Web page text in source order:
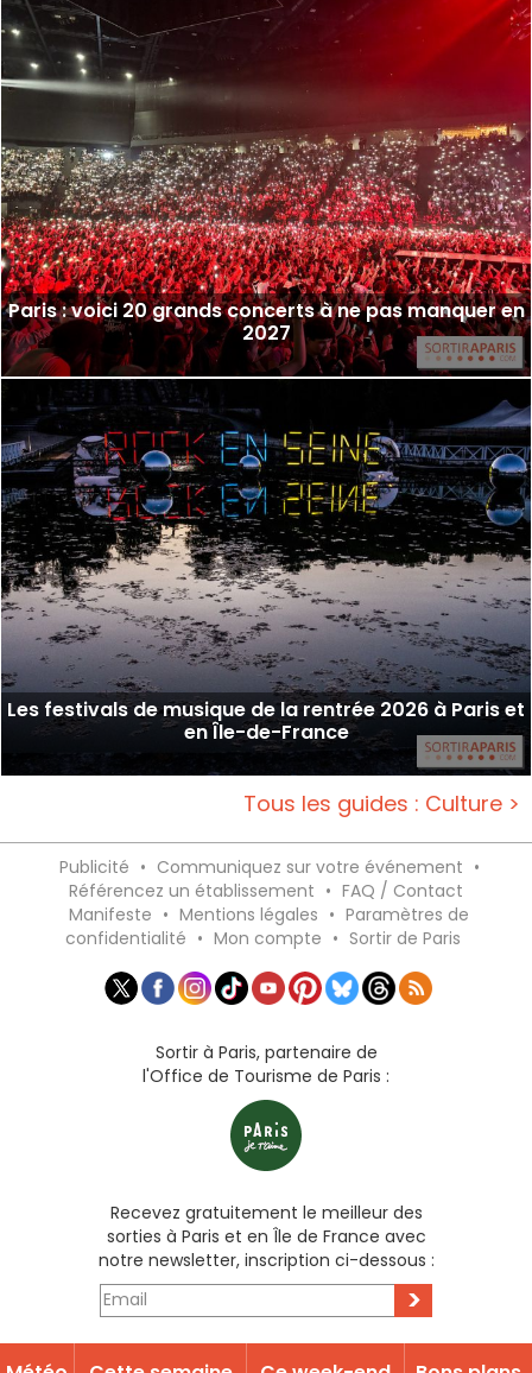
Paris : voici 20 grands concerts à ne pas manquer en
2027
Les festivals de musique de la rentrée 2026 à Paris et
en Île-de-France
Tous les guides : Culture >
Publicité • Communiquez sur votre événement •
Référencez un établissement • FAQ / Contact
Manifeste • Mentions légales • Paramètres de
confidentialité • Mon compte • Sortir de Paris
Sortir à Paris, partenaire de
l'Office de Tourisme de Paris :
Recevez gratuitement le meilleur des
sorties à Paris et en Île de France avec
notre newsletter, inscription ci-dessous :
>